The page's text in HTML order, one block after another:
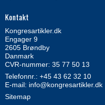
Kontakt
Kongresartikler.dk
Engager 9
2605 Brøndby
Danmark
CVR-nummer: 35 77 50 13
Telefonnr.: +45 43 62 32 10
E-mail: info@kongresartikler.dk
Sitemap